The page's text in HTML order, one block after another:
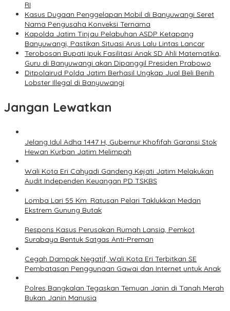
RI
Kasus Dugaan Penggelapan Mobil di Banyuwangi Seret
Nama Pengusaha Konveksi Ternama
Kapolda Jatim Tinjau Pelabuhan ASDP Ketapang
Banyuwangi, Pastikan Situasi Arus Lalu Lintas Lancar
Terobosan Bupati Ipuk Fasilitasi Anak SD Ahli Matematika,
Guru di Banyuwangi akan Dipanggil Presiden Prabowo
Ditpolairud Polda Jatim Berhasil Ungkap Jual Beli Benih
Lobster Illegal di Banyuwangi
Jangan Lewatkan
Jelang Idul Adha 1447 H, Gubernur Khofifah Garansi Stok
Hewan Kurban Jatim Melimpah
Wali Kota Eri Cahyadi Gandeng Kejati Jatim Melakukan
Audit Independen Keuangan PD TSKBS
Lomba Lari 55 Km: Ratusan Pelari Taklukkan Medan
Ekstrem Gunung Butak
Respons Kasus Perusakan Rumah Lansia, Pemkot
Surabaya Bentuk Satgas Anti-Preman
Cegah Dampak Negatif, Wali Kota Eri Terbitkan SE
Pembatasan Penggunaan Gawai dan Internet untuk Anak
Polres Bangkalan Tegaskan Temuan Janin di Tanah Merah
Bukan Janin Manusia